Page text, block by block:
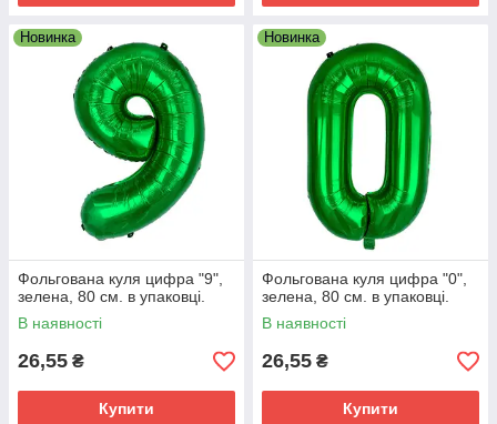
Новинка
Фольгована куля цифра "9",
зелена, 80 см. в упаковці.
В наявності
26,55 ₴
Купити
Новинка
Фольгована куля цифра "0",
зелена, 80 см. в упаковці.
В наявності
26,55 ₴
Купити